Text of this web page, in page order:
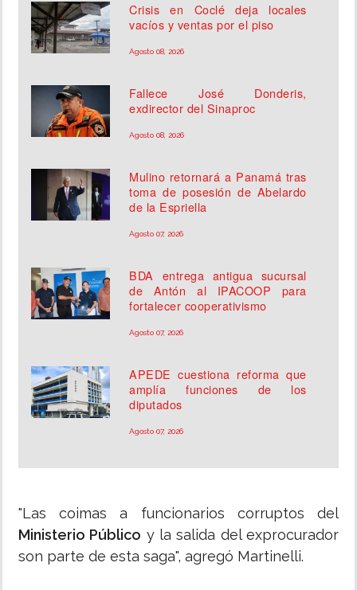
Crisis en Coclé deja locales
vacíos y ventas por el piso
Agosto 08, 2026
Fallece José Donderis,
exdirector del Sinaproc
Agosto 08, 2026
Mulino retornará a Panamá tras
toma de posesión de Abelardo
de la Espriella
Agosto 07, 2026
BDA entrega antigua sucursal
de Antón al IPACOOP para
fortalecer cooperativismo
Agosto 07, 2026
APEDE cuestiona reforma que
amplía funciones de los
diputados
Agosto 07, 2026
"Las coimas a funcionarios corruptos del
Ministerio Público y la salida del exprocurador
son parte de esta saga", agregó Martinelli.